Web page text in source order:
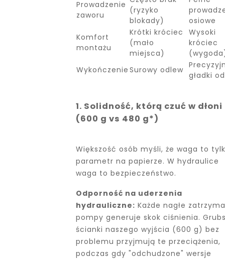
Prowadzenie
zaworu
(ryzyko
blokady)
osiowe
Komfort
montażu
Krótki króciec
(mało
miejsca)
Wysoki
króciec
Wykończenie Surowy odlew
gładki
1. Solidność, którą czuć w dłoni
(600 g vs 480 g*)
Większość osób myśli, że waga to
parametr na papierze. W hydraulice
waga to bezpieczeństwo.
Odporność na uderzenia
hydrauliczne: Każde nagłe
pompy generuje skok ciśnienia.
ścianki naszego wyjścia (600 g) bez
problemu przyjmują te przeciążenia,
podczas gdy "odchudzone" wersje